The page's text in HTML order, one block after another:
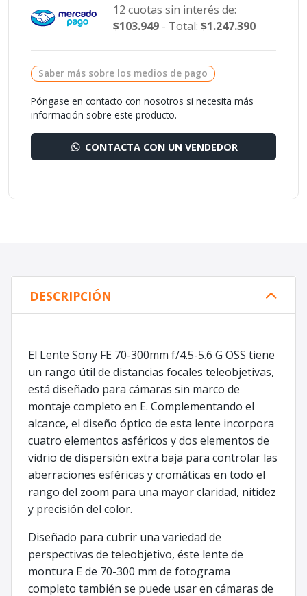
12 cuotas sin interés de:
$103.949- Total: $1.247.390
Saber más sobre los medios de pago
Póngase en contacto con nosotros si necesita más
información sobre este producto.
CONTACTA CON UN VENDEDOR
DESCRIPCIÓN
El Lente Sony FE 70-300mm f/4.5-5.6 G OSS tiene
un rango útil de distancias focales teleobjetivas,
está diseñado para cámaras sin marco de
montaje completo en E. Complementando el
alcance, el diseño óptico de esta lente incorpora
cuatro elementos asféricos y dos elementos de
vidrio de dispersión extra baja para controlar las
aberraciones esféricas y cromáticas en todo el
rango del zoom para una mayor claridad, nitidez
y precisión del color.
Diseñado para cubrir una variedad de
perspectivas de teleobjetivo, éste lente de
montura E de 70-300 mm de fotograma
completo también se puede usar en cámaras de